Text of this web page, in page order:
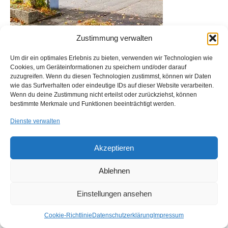
Zustimmung verwalten
Um dir ein optimales Erlebnis zu bieten, verwenden wir Technologien wie
Cookies, um Geräteinformationen zu speichern und/oder darauf
zuzugreifen. Wenn du diesen Technologien zustimmst, können wir Daten
wie das Surfverhalten oder eindeutige IDs auf dieser Website verarbeiten.
Wenn du deine Zustimmung nicht erteilst oder zurückziehst, können
bestimmte Merkmale und Funktionen beeinträchtigt werden.
Dienste verwalten
Akzeptieren
Ablehnen
Einstellungen ansehen
Cookie-Richtlinie Datenschutzerklärung Impressum
Impressum Cookie-Richtlinie (EU)
© 2026 ALPA Industrievertretungen GmbH - WordPress Theme by Kadence WP